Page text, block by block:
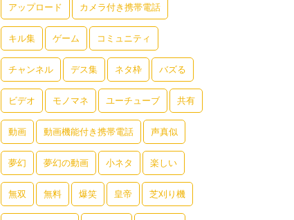
アップロード カメラ付き携帯電話
キル集 ゲーム コミュニティ
チャンネル デス集 ネタ枠 バズる
ビデオ モノマネ ユーチューブ 共有
動画 動画機能付き携帯電話 声真似
夢幻 夢幻の動画 小ネタ 楽しい
無双 無料 爆笑 皇帝 芝刈り機